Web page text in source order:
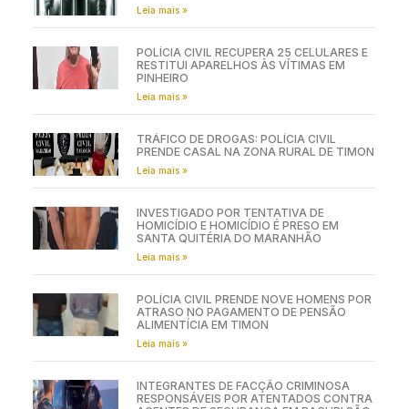
Leia mais »
POLÍCIA CIVIL RECUPERA 25 CELULARES E
RESTITUI APARELHOS ÀS VÍTIMAS EM
PINHEIRO
Leia mais »
TRÁFICO DE DROGAS: POLÍCIA CIVIL
PRENDE CASAL NA ZONA RURAL DE TIMON
Leia mais »
INVESTIGADO POR TENTATIVA DE
HOMICÍDIO E HOMICÍDIO É PRESO EM
SANTA QUITÉRIA DO MARANHÃO
Leia mais »
POLÍCIA CIVIL PRENDE NOVE HOMENS POR
ATRASO NO PAGAMENTO DE PENSÃO
ALIMENTÍCIA EM TIMON
Leia mais »
INTEGRANTES DE FACÇÃO CRIMINOSA
RESPONSÁVEIS POR ATENTADOS CONTRA